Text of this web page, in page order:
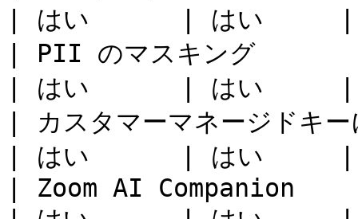
| はい      | はい
| PII のマスキング
| はい      | はい
| カスタマーマネージドキ
| はい      | はい
| Zoom AI Companion